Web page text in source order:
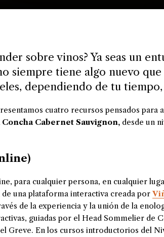
sobre vinos? Ya seas un
siempre tiene algo nuevo
dependiendo de tu
cuatro recursos pensados para
Cabernet Sauvignon, desde un
para cualquier persona, en cualquier
de una plataforma interactiva creada por
de la experiencia y la unión de la
guiadas por el Head Sommelier
Greve. En los cursos introductorios del